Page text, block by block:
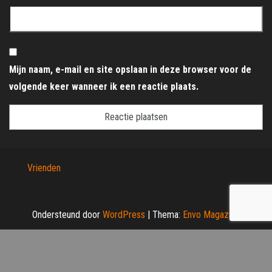
Mijn naam, e-mail en site opslaan in deze browser voor de
volgende keer wanneer ik een reactie plaats.
Vrienden
Ondersteund door WordPress Thema: Envo Magazine